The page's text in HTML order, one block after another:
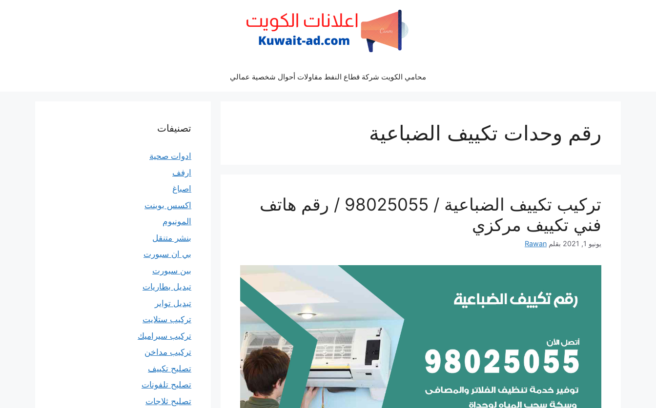
محامي الكويت شركة قطاع النفط مقاولات أحوال شخصية عمالي
رقم وحدات تكييف الضباعية
تركيب تكييف الضباعية / 98025055 / رقم هاتف
فني تكييف مركزي
يونيو 1, 2021 بقلم Rawan
تصنيفات
ادوات صحية
ارفف
اصباغ
اكسس بوينت
المونيوم
بنشر متنقل
بي ان سبورت
بين سبورت
تبديل بطاريات
تبديل تواير
تركيب ستلايت
تركيب سيراميك
تركيب مداخن
تصليح تكييف
تصليح تلفونات
تصليح ثلاجات